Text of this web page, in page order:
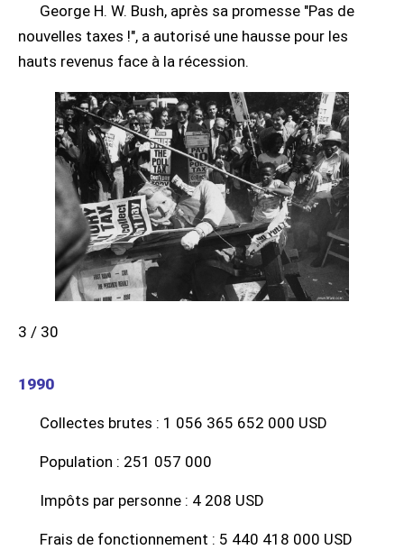
George H. W. Bush, après sa promesse "Pas de
nouvelles taxes !", a autorisé une hausse pour les
hauts revenus face à la récession.
3 / 30
1990
Collectes brutes : 1 056 365 652 000 USD
Population : 251 057 000
Impôts par personne : 4 208 USD
Frais de fonctionnement : 5 440 418 000 USD